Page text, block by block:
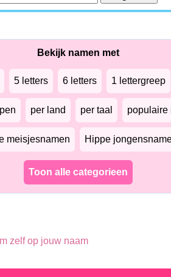
Bekijk namen met
5 letters 6 letters 1 lettergreep
per land per taal populaire
meisjesnamen Hippe
Toon alle categorieen
zelf op jouw naam